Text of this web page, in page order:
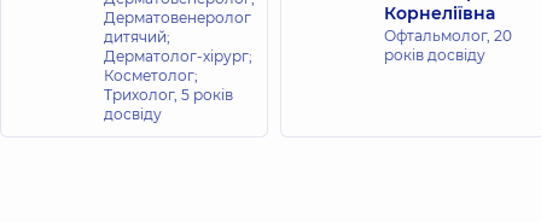
Дерматовенеролог
дитячий;
Дерматолог-хірург;
Косметолог;
Трихолог, 5 років
досвіду
Корнеліївна
Офтальмолог, 20
років досвіду